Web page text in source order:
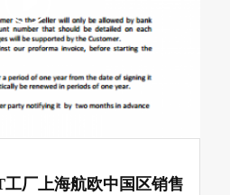
厂上海航欧中国区销售